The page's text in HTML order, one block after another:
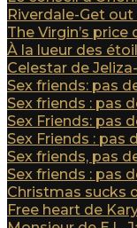
Riverdale-Get
The Virgin’s
À la lueur des
Celestar de
Sex friends: pas
Sex friends : pas
Sex Friends: pas
Sex Friends : pas
Sex friends, pas
Sex friends : pas
Christmas sucks
Free heart de